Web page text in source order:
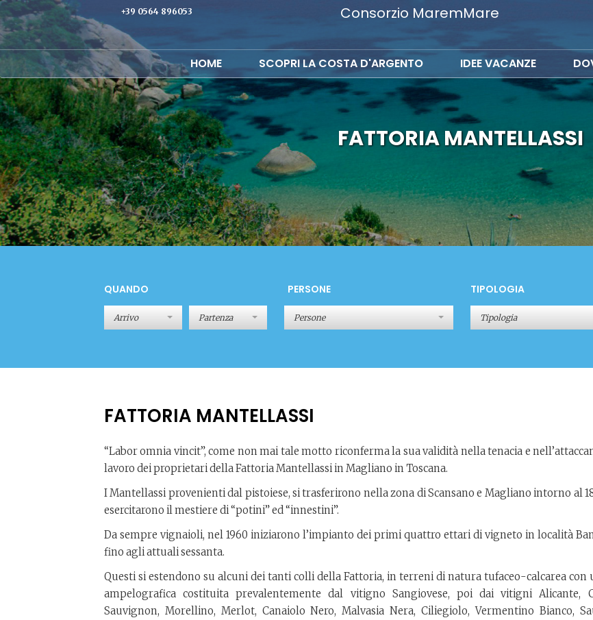
+39 0564 896053 Consorzio MaremMare
HOME SCOPRI LA COSTA D'ARGENTO IDEE VACANZE
FATTORIA MANTELLASSI
QUANDO PERSONE
Persone
TIPOLOGIA
Tipologia
FATTORIA MANTELLASSI
“Labor omnia vincit”, come non mai tale motto riconferma la sua validità nella tenacia e
lavoro dei proprietari della Fattoria Mantellassi in Magliano in Toscana.
I Mantellassi provenienti dal pistoiese, si trasferirono nella zona di Scansano e Magliano intorno al
esercitarono il mestiere di “potini” ed “innestini”.
Da sempre vignaioli, nel 1960 iniziarono l’impianto dei primi quattro ettari di vigneto in località
fino agli attuali sessanta.
Questi si estendono su alcuni dei tanti colli della Fattoria, in terreni di natura tufaceo-calcarea con
ampelografica costituita prevalentemente dal vitigno Sangiovese, poi dai vitigni Alicante,
Sauvignon, Morellino, Merlot, Canaiolo Nero, Malvasia Nera, Ciliegiolo, Vermentino Bianco,